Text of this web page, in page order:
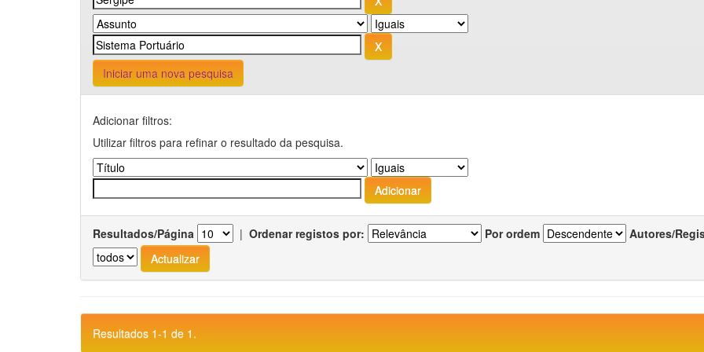
Iniciar uma nova pesquisa
Adicionar filtros:
Utilizar filtros para refinar o resultado da pesquisa.
Resultados/Página | Ordenar registos por: Por ordem Autores/
Resultados 1-1 de 1.